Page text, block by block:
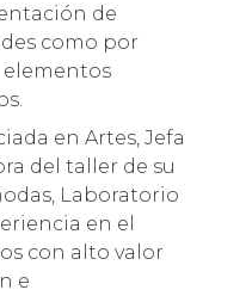
de
como por
en Artes, Jefa
del taller de su
Laboratorio
en el
con alto valor
e